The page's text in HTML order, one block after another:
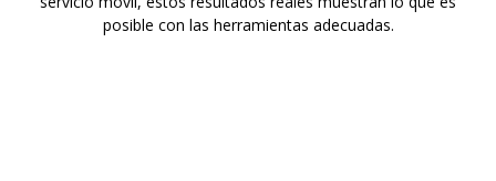
posible con las herramientas adecuadas.